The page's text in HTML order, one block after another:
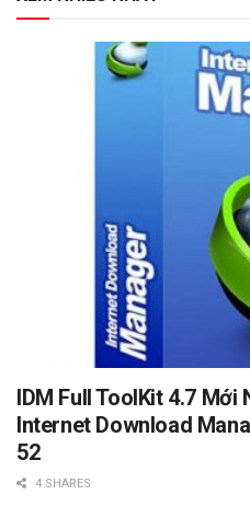
IDM Full ToolKit 4.7 Mới
Internet Download
52
4 SHARES